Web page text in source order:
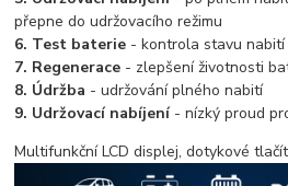
přepne do udržovacího režimu
6. Test baterie - kontrola stavu nabití
7. Regenerace - zlepšení životnosti
8. Údržba - udržování plného nabití
9. Udržovací nabíjení- nízký proud
Multifunkční LCD displej, dotykové